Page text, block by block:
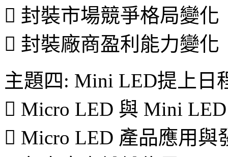
 封裝市場競爭格局變化
 封裝廠商盈利能力變化
主題四: Mini LED提上日
 Micro LED 與 Mini
 Micro LED 產品應用與